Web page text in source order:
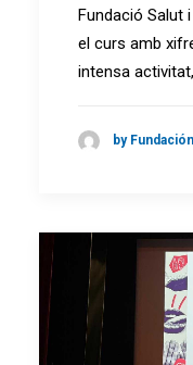
Fundació Salut
el curs amb
intensa
by